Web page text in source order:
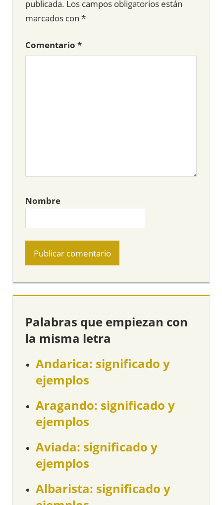
publicada. Los campos obligatorios están
marcados con *
Comentario *
Nombre
Palabras que empiezan con
la misma letra
Andarica: significado y
ejemplos
Aragando: significado y
ejemplos
Aviada: significado y
ejemplos
Albarista: significado y